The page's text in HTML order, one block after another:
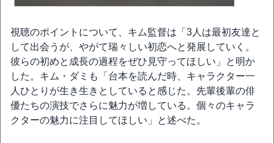
視聴のポイントについて、キム監督は「3人は最初友達と
して出会うが、やがて瑞々しい初恋へと発展していく。
彼らの初めと成長の過程をぜひ見守ってほしい」と明か
した。キム・ダミも「台本を読んだ時、キャラクター一
人ひとりが生き生きとしていると感じた。先輩後輩の俳
優たちの演技でさらに魅力が増している。個々のキャラ
クターの魅力に注目してほしい」と述べた。